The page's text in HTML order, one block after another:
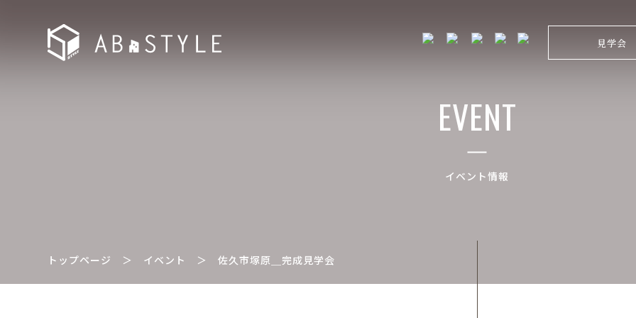
見学会
EVENT
イベント情報
トップページ ＞ イベント ＞佐久市塚原＿完成見学会